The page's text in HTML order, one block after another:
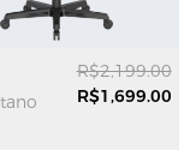
R$2,199.00
R$1,699.00